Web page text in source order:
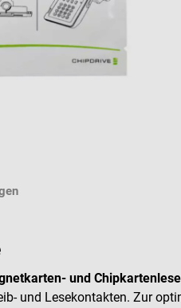
und
und Lesekontakten. Zur